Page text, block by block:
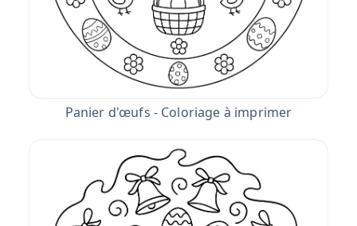
Panier d'œufs - Coloriage à imprimer